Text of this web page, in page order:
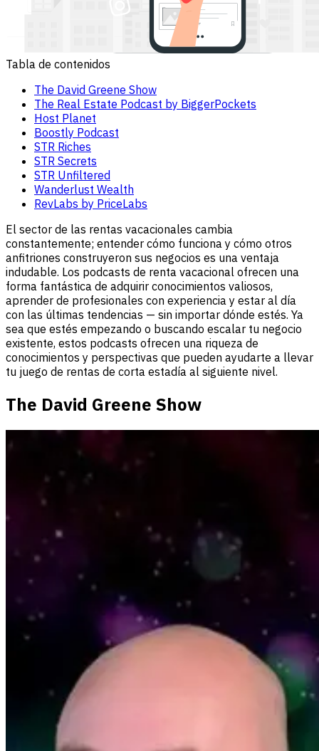
Tabla de contenidos
The David Greene Show
The Real Estate Podcast by BiggerPockets
Host Planet
Boostly Podcast
STR Riches
STR Secrets
STR Unfiltered
Wanderlust Wealth
RevLabs by PriceLabs
El sector de las rentas vacacionales cambia
constantemente; entender cómo funciona y cómo otros
anfitriones construyeron sus negocios es una ventaja
indudable. Los podcasts de renta vacacional ofrecen una
forma fantástica de adquirir conocimientos valiosos,
aprender de profesionales con experiencia y estar al día
con las últimas tendencias — sin importar dónde estés. Ya
sea que estés empezando o buscando escalar tu negocio
existente, estos podcasts ofrecen una riqueza de
conocimientos y perspectivas que pueden ayudarte a llevar
tu juego de rentas de corta estadía al siguiente nivel.
The David Greene Show